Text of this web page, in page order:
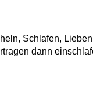
Schlafen,
dann